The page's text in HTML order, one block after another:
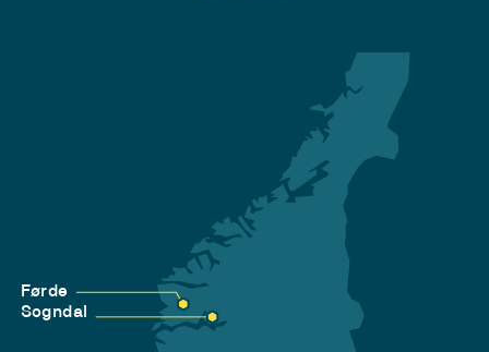
Førde
Sogndal